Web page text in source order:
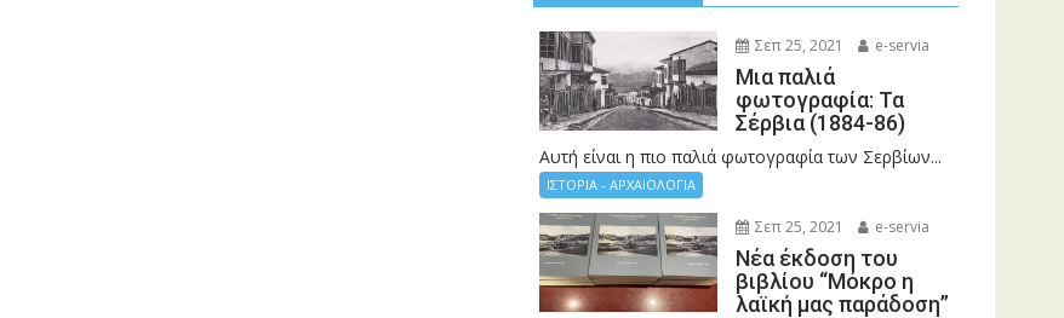
Σεπ 25, 2021 e-servia
Μια παλιά
φωτογραφία: Τα
Σέρβια (1884-86)
Αυτή είναι η πιο παλιά φωτογραφία των Σερβίων...
ΙΣΤΟΡΙΑ - ΑΡΧΑΙΟΛΟΓΙΑ
Σεπ 25, 2021 e-servia
Νέα έκδοση του
βιβλίου “Μόκρο η
λαϊκή μας παράδοση”